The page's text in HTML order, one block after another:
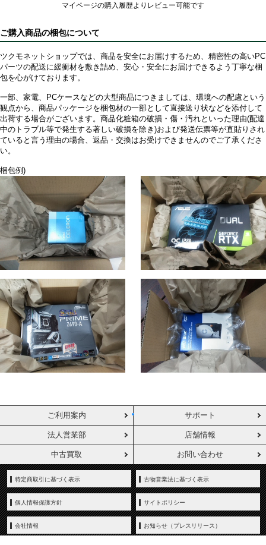
マイページの購入履歴よりレビュー可能です
ご購入商品の梱包について
ツクモネットショップでは、商品を安全にお届けするため、精密性の高いPC
パーツの配送に緩衝材を敷き詰め、安心・安全にお届けできるよう丁寧な梱
包を心がけております。
一部、家電、PCケースなどの大型商品につきましては、環境への配慮という
観点から、商品パッケージを梱包材の一部として直接送り状などを添付して
出荷する場合がございます。商品化粧箱の破損・傷・汚れといった理由(配達
中のトラブル等で発生する著しい破損を除き)および発送伝票等が直貼りされ
ていると言う理由の場合、返品・交換はお受けできませんのでご了承くださ
い。
梱包例)
ご利用案内 サポート
法人営業部 店舗情報
中古買取 お問い合わせ
特定商取引に基づく表示 古物営業法に基づく表示
個人情報保護方針 サイトポリシー
会社情報 お知らせ（プレスリリース）